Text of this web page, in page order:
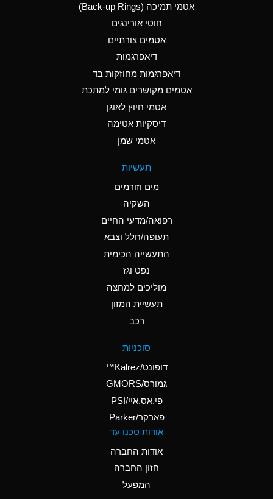
Aluminum Phosphate
Ammonia Anhydrous
B
Ammonia Gas (cold)
A
Ammonia Gas (hot)
Ammonium Hydroxide
D
Ammonium Nitrate
Ammonium Nitrite
Ammonium Persulfate
Ammonium Phosphate
A
Ammonium Sulfate
A
Amyl Acetate (Banana
אטמי תמיכה (Back-up Rings)
חוטי אורינגים
אטמים צורתיים
דיאפרגמות
דיאפרגמות מחוזקות בד
אטמים מקושרים גומי למתכת
אטמי חיוץ לאוגן
דיסקיות אטימה
אטמי שמן
תעשיות
מים וזורמים
השקיה
רפואה/מדעי החיים
תעופה/חלל וצבא
התעשייה הכימית
נפט וגז
מוליכים למחצה
תעשיית המזון
רכב
סוכניות
דופונט/Kalrez™
גמורס/GMORS
פי.אס.איי/PSI
פארקר/Parker
אודות טכנו עד
אודות החברה
חזון החברה
המפעל